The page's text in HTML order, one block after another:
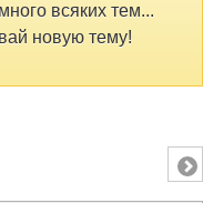
всяких тем...
новую тему!